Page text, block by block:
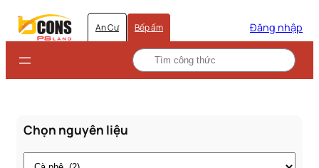
An Cư Bếp ấm Đăng nhập
Chọn nguyên liệu
Thẻ